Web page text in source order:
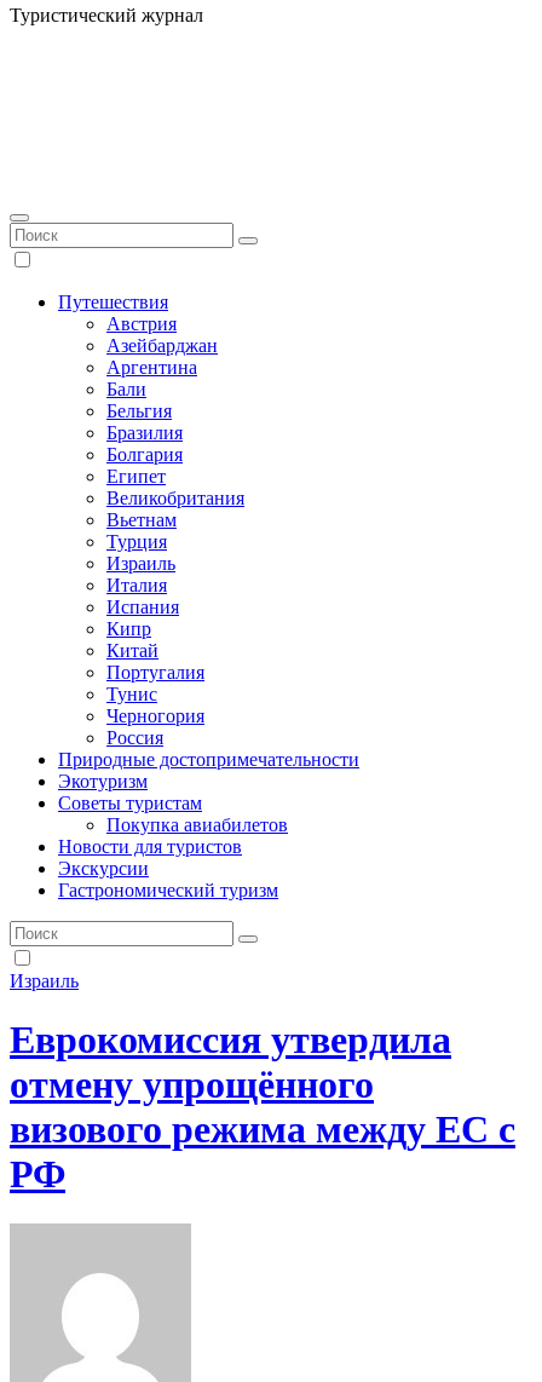
Туристический журнал
Путешествия
Австрия
Азейбарджан
Аргентина
Бали
Бельгия
Бразилия
Болгария
Египет
Великобритания
Вьетнам
Турция
Израиль
Италия
Испания
Кипр
Китай
Португалия
Тунис
Черногория
Россия
Природные достопримечательности
Экотуризм
Советы туристам
Покупка авиабилетов
Новости для туристов
Экскурсии
Гастрономический туризм
Израиль
Еврокомиссия утвердила
отмену упрощённого
визового режима между ЕС с
РФ